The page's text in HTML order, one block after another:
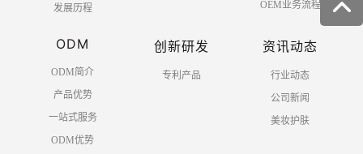
发展历程
OEM业务流程
ODM
ODM简介
产品优势
一站式服务
ODM优势
创新研发
专利产品
资讯动态
行业动态
公司新闻
美妆护肤